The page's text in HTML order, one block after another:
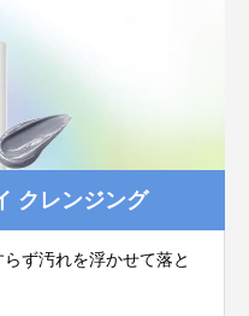
クレンジング
ず汚れを浮かせて落と